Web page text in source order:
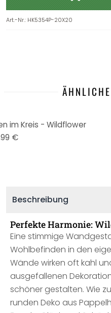
Art.-Nr.: HK5354P-20X20
im Kreis - Wildflower
€
Beschreibung
Perfekte Harmonie:
Eine stimmige
Wohlbefinden in den
Wände wirken oft kahl
ausgefallenen
schöner gestalten. Wie
runden Deko aus